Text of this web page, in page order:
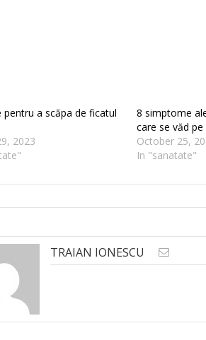
pentru a scăpa de ficatul
2023
8 simptome
care se văd
October 25,
In "sanatate"
TRAIAN IONESCU